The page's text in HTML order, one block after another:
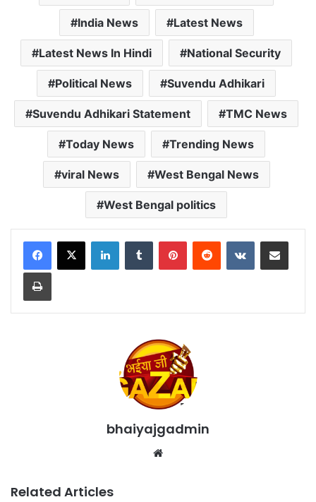
India News Latest News
Latest News In Hindi National Security
Political News Suvendu Adhikari
Suvendu Adhikari Statement TMC News
Today News Trending News
viral News West Bengal News
West Bengal politics
LinkedInTumblr PinterestReddit VKontakteShare via Email
Print
bhaiyajgadmin
Related Articles